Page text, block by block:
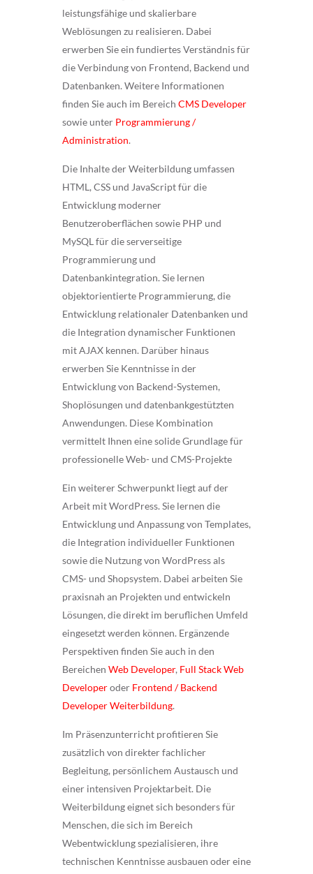
leistungsfähige und skalierbare
Weblösungen zu realisieren. Dabei
erwerben Sie ein fundiertes Verständnis für
die Verbindung von Frontend, Backend und
Datenbanken. Weitere Informationen
finden Sie auch im Bereich CMS Developer
sowie unter Programmierung /
Administration.
Die Inhalte der Weiterbildung umfassen
HTML, CSS und JavaScript für die
Entwicklung moderner
Benutzeroberflächen sowie PHP und
MySQL für die serverseitige
Programmierung und
Datenbankintegration. Sie lernen
objektorientierte Programmierung, die
Entwicklung relationaler Datenbanken und
die Integration dynamischer Funktionen
mit AJAX kennen. Darüber hinaus
erwerben Sie Kenntnisse in der
Entwicklung von Backend-Systemen,
Shoplösungen und datenbankgestützten
Anwendungen. Diese Kombination
vermittelt Ihnen eine solide Grundlage für
professionelle Web- und CMS-Projekte
Ein weiterer Schwerpunkt liegt auf der
Arbeit mit WordPress. Sie lernen die
Entwicklung und Anpassung von Templates,
die Integration individueller Funktionen
sowie die Nutzung von WordPress als
CMS- und Shopsystem. Dabei arbeiten Sie
praxisnah an Projekten und entwickeln
Lösungen, die direkt im beruflichen Umfeld
eingesetzt werden können. Ergänzende
Perspektiven finden Sie auch in den
Bereichen Web Developer, Full Stack Web
Developeroder Frontend / Backend
Developer Weiterbildung.
Im Präsenzunterricht profitieren Sie
zusätzlich von direkter fachlicher
Begleitung, persönlichem Austausch und
einer intensiven Projektarbeit. Die
Weiterbildung eignet sich besonders für
Menschen, die sich im Bereich
Webentwicklung spezialisieren, ihre
technischen Kenntnisse ausbauen oder eine